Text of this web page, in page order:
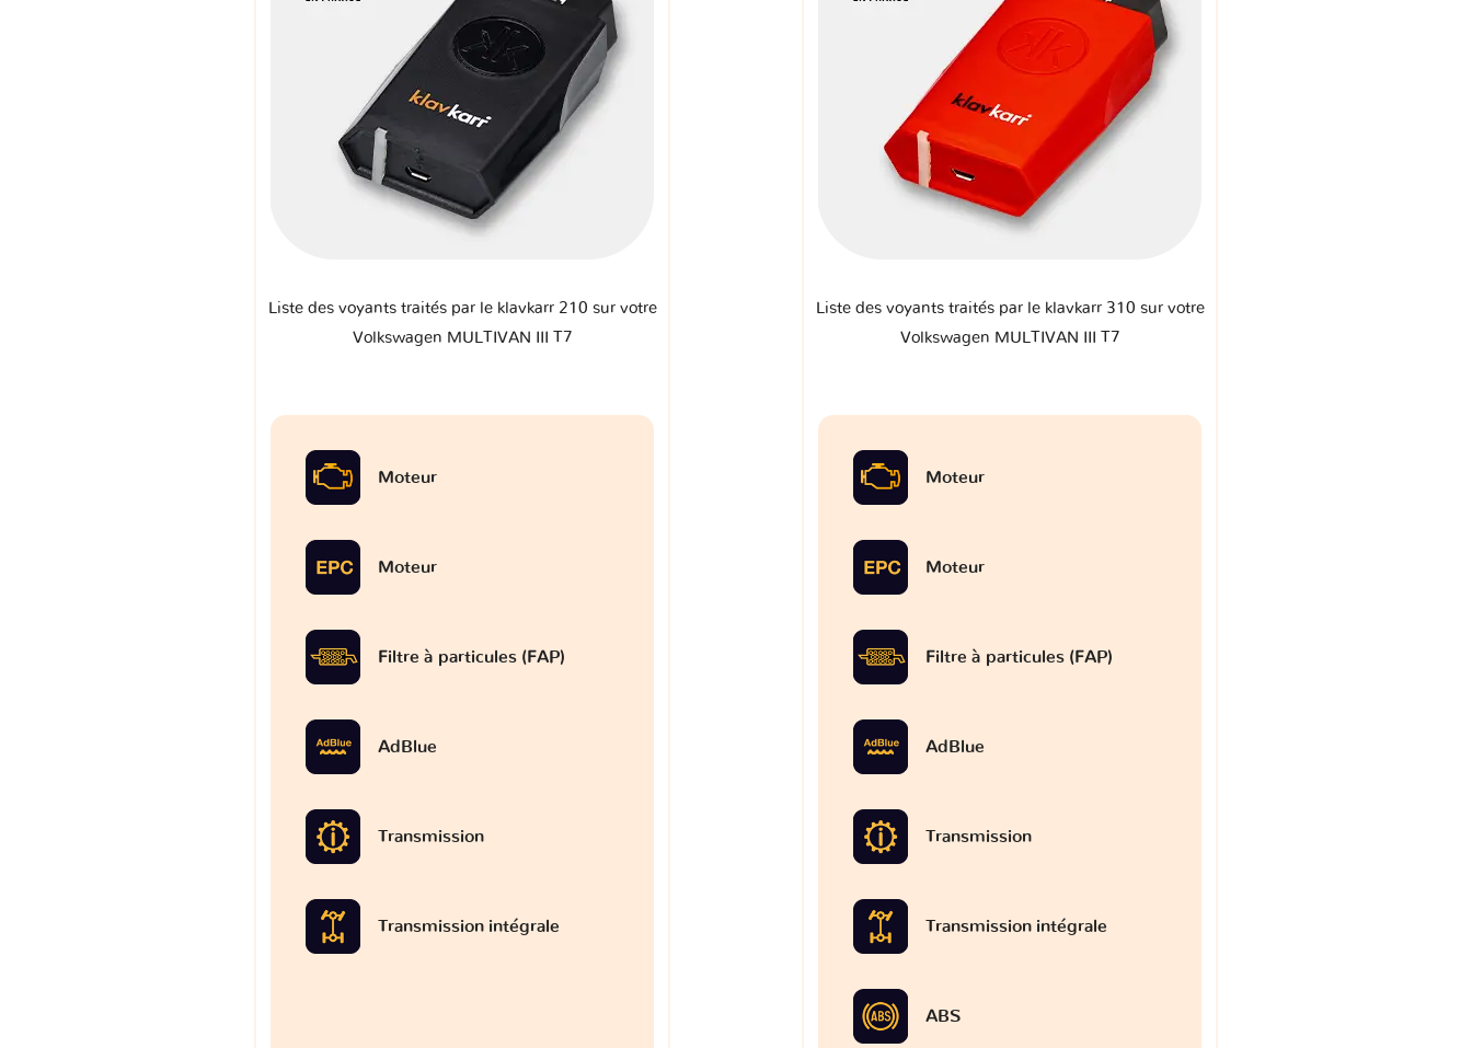
Liste des voyants traités par le klavkarr 210 sur votre
Volkswagen MULTIVAN III T7
Moteur
Moteur
Filtre à particules (FAP)
AdBlue
Transmission
Transmission intégrale
Liste des voyants traités par le klavkarr 310 sur votre
Volkswagen MULTIVAN III T7
Moteur
Moteur
Filtre à particules (FAP)
AdBlue
Transmission
Transmission intégrale
ABS